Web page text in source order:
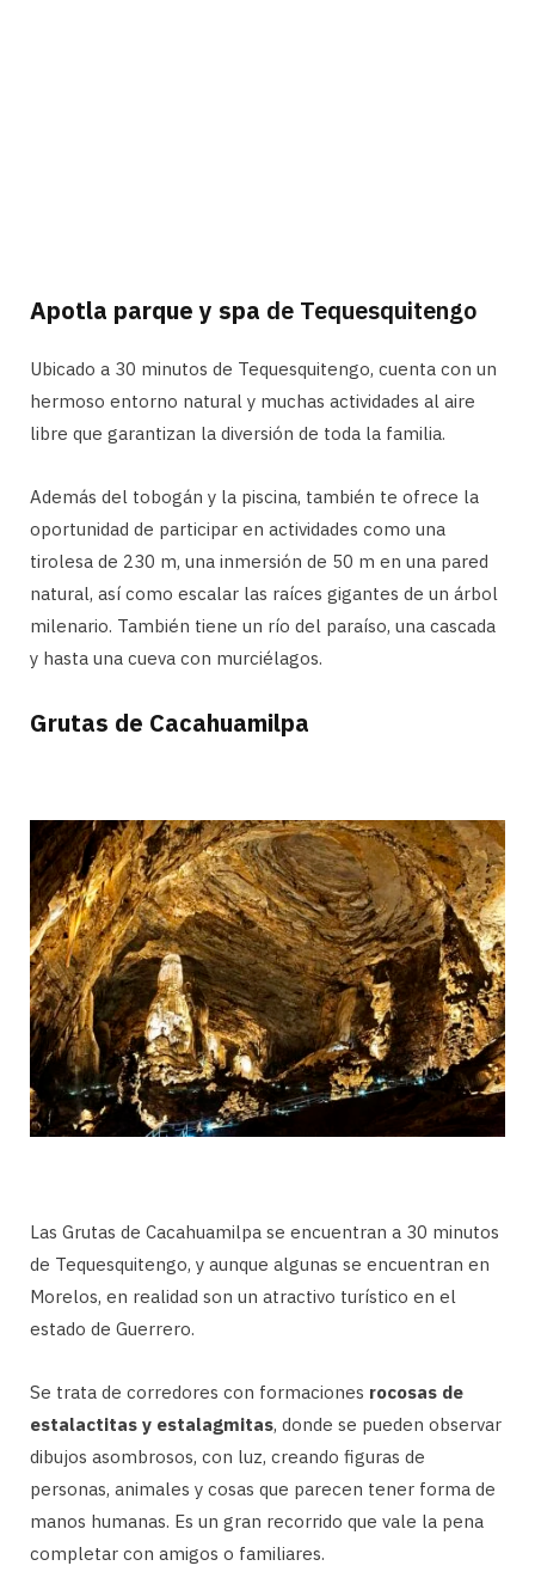
Apotla parque y spa de Tequesquitengo
Ubicado a 30 minutos de Tequesquitengo, cuenta con un
hermoso entorno natural y muchas actividades al aire
libre que garantizan la diversión de toda la familia.
Además del tobogán y la piscina, también te ofrece la
oportunidad de participar en actividades como una
tirolesa de 230 m, una inmersión de 50 m en una pared
natural, así como escalar las raíces gigantes de un árbol
milenario. También tiene un río del paraíso, una cascada
y hasta una cueva con murciélagos.
Grutas de Cacahuamilpa
Las Grutas de Cacahuamilpa se encuentran a 30 minutos
de Tequesquitengo, y aunque algunas se encuentran en
Morelos, en realidad son un atractivo turístico en el
estado de Guerrero.
Se trata de corredores con formaciones rocosas de
estalactitas y estalagmitas, donde se pueden observar
dibujos asombrosos, con luz, creando figuras de
personas, animales y cosas que parecen tener forma de
manos humanas. Es un gran recorrido que vale la pena
completar con amigos o familiares.